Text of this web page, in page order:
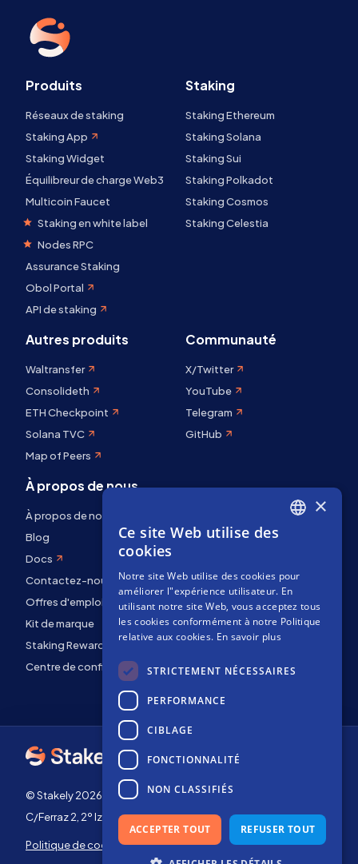
Produits
Réseaux de staking
Staking App
Staking Widget
Équilibreur de charge Web3
Multicoin Faucet
Staking en white label
Nodes RPC
Assurance Staking
Obol Portal
API de staking
Staking
Staking Ethereum
Staking Solana
Staking Sui
Staking Polkadot
Staking Cosmos
Staking Celestia
Autres produits
Waltransfer
Consolideth
ETH Checkpoint
Solana TVC
Map of Peers
Communauté
X/Twitter
YouTube
Telegram
GitHub
À propos de nous
À propos de nous
Blog
Docs
Contactez-nous
Offres d'emploi
Kit de marque
Staking Rewards
Centre de confidentialité
© Stakely 2026 | Stakely, S.L. | NIF B72551682
C/Ferraz 2, 2º Izq, 28008, Madrid, Espagne
Politique de cookies
Conditions générales
d'utilisation
FRENCH
×
Ce site Web utilise des
cookies
Notre site Web utilise des cookies pour
améliorer l"expérience utilisateur. En
utilisant notre site Web, vous acceptez tous
les cookies conformément à notre Politique
relative aux cookies. En savoir plus
STRICTEMENT NÉCESSAIRES
PERFORMANCE
CIBLAGE
FONCTIONNALITÉ
NON CLASSIFIÉS
ACCEPTER TOUT REFUSER TOUT